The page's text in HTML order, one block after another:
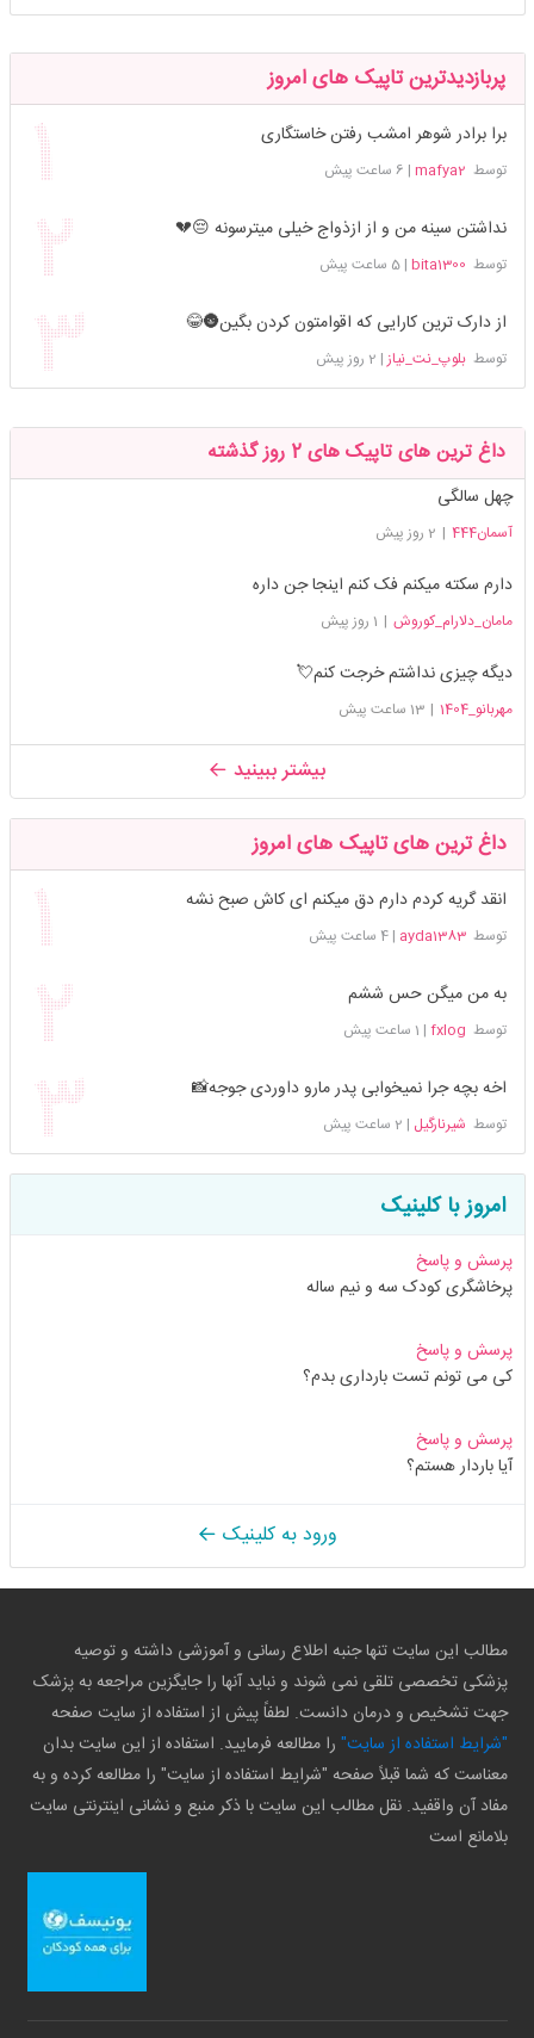
پربازدیدترین تاپیک های امروز
برا برادر شوهر امشب رفتن خاستگاری
توسط mafya2
| 6 ساعت پیش
نداشتن سینه من و از ازذواج خیلی میترسونه 😔💔
توسط bita1300
|5 ساعت پیش
از دارک ترین کارایی که اقوامتون کردن بگین🌚😂
توسطبلوپ_نت_نیاز | 2 روز پیش
داغ ترین های تاپیک های 2 روز گذشته
چهل سالگی
آسمان444 | 2 روز پیش
دارم سکته میکنم فک کنم اینجا جن داره
مامان_دلارام_کوروش | 1 روز پیش
دیگه چیزی نداشتم خرجت کنم💘
مهربانو_1404 | 13 ساعت پیش
بیشتر ببینید
داغ ترین های تاپیک های امروز
انقد گریه کردم دارم دق میکنم ای کاش صبح نشه
توسطayda1383
|4 ساعت پیش
به من میگن حس ششم
توسط fxlog
| 1 ساعت پیش
اخه بچه جرا نمیخوابی پدر مارو داوردی جوجه📸
توسط شیرنارگیل | 2 ساعت پیش
امروز با کلینیک
پرسش و پاسخ
پرخاشگری کودک سه و نیم ساله
پرسش و پاسخ
کی می تونم تست بارداری بدم؟
پرسش و پاسخ
آیا باردار هستم؟
ورود به کلینیک
مطالب این سایت تنها جنبه اطلاع رسانی و آموزشی داشته و توصیه
پزشکی تخصصی تلقی نمی شوند و نباید آنها را جایگزین مراجعه به پزشک
جهت تشخیص و درمان دانست. لطفاً پیش از استفاده از سایت صفحه
"شرایط استفاده از سایت" را مطالعه فرمایید. استفاده از این سایت بدان
معناست که شما قبلاً صفحه "شرایط استفاده از سایت" را مطالعه کرده و به
مفاد آن واقفید. نقل مطالب این سایت با ذکر منبع و نشانی اینترنتی سایت
بلامانع است